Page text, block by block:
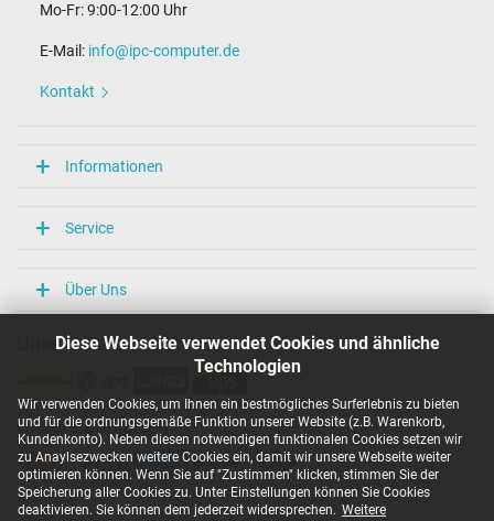
Diese Webseite verwendet Cookies und ähnliche
Technologien
Wir verwenden Cookies, um Ihnen ein bestmögliches Surferlebnis zu bieten
und für die ordnungsgemäße Funktion unserer Website (z.B. Warenkorb,
Kundenkonto). Neben diesen notwendigen funktionalen Cookies setzen wir
zu Anaylsezwecken weitere Cookies ein, damit wir unsere Webseite weiter
optimieren können. Wenn Sie auf "Zustimmen" klicken, stimmen Sie der
Speicherung aller Cookies zu. Unter Einstellungen können Sie Cookies
deaktivieren. Sie können dem jederzeit widersprechen. Weitere
Mo-Fr: 9:00-12:00 Uhr
E-Mail: info@ipc-computer.de
Kontakt
Informationen
Service
Über Uns
Unsere Versandarten
Unsere Zahlarten